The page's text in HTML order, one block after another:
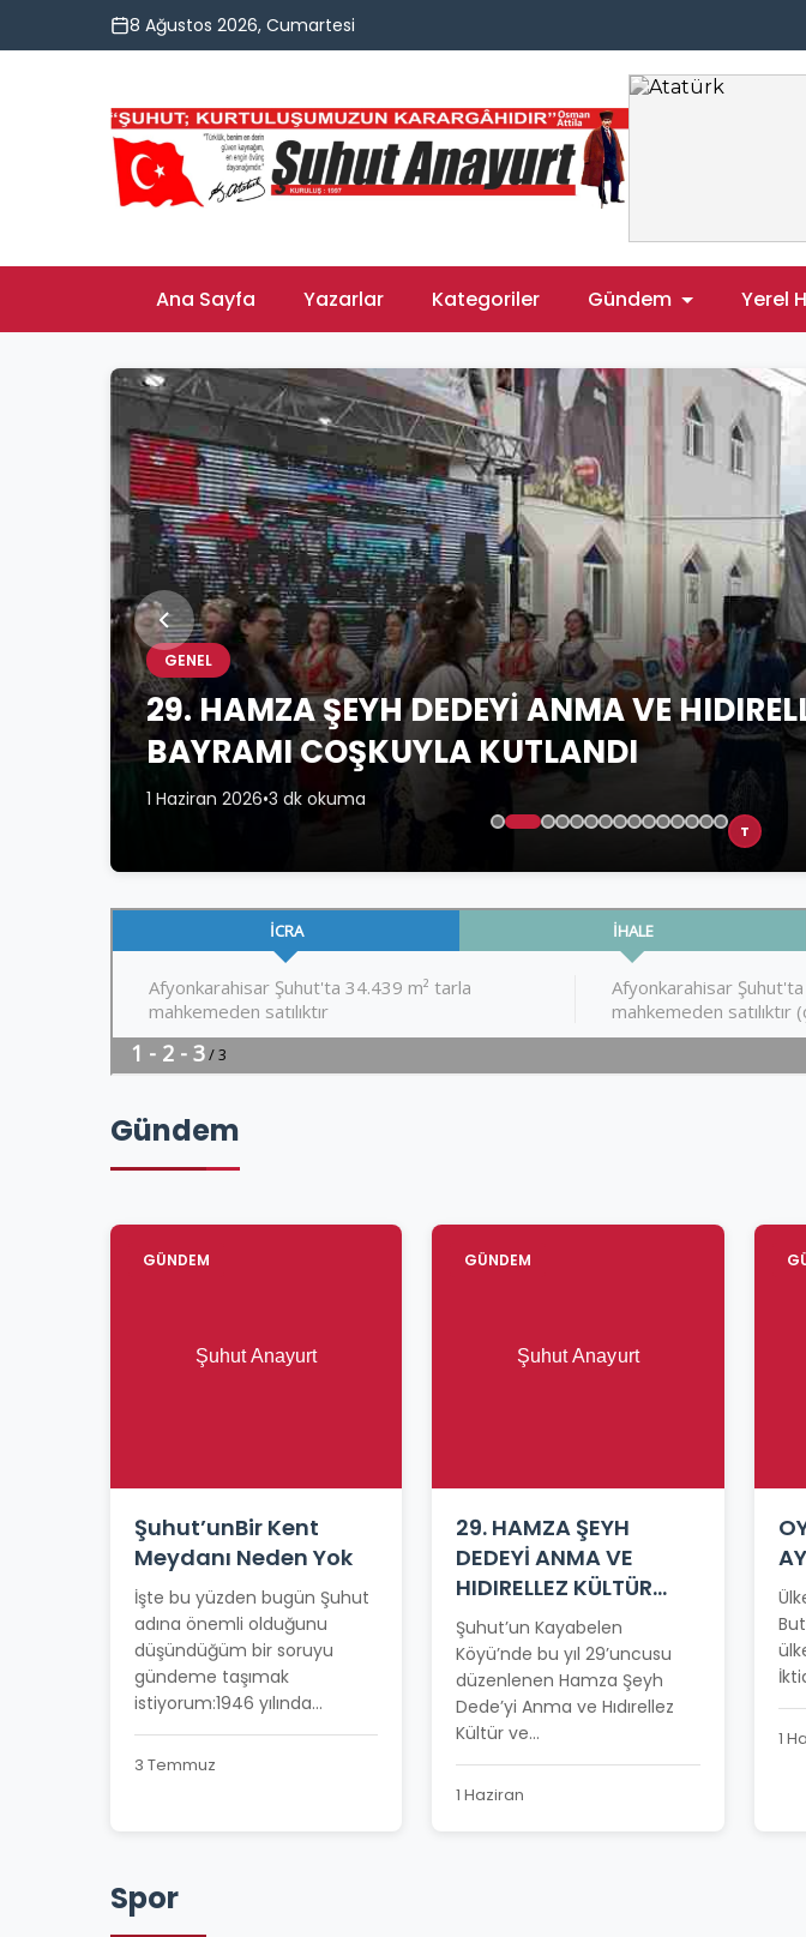
8 Ağustos 2026, Cumartesi
Ana Sayfa Yazarlar Kategoriler Gündem Yerel
GENEL
29. HAMZA ŞEYH DEDEYİ ANMA VE
BAYRAMI COŞKUYLA KUTLANDI
1 Haziran 2026•3 dk okuma
T
Gündem
GÜNDEM
Şuhut’unBir Kent
Meydanı Neden Yok
İşte bu yüzden bugün Şuhut
adına önemli olduğunu
düşündüğüm bir soruyu
gündeme taşımak
istiyorum:1946 yılında...
3 Temmuz
GÜNDEM
29. HAMZA ŞEYH
DEDEYİ ANMA VE
HIDIRELLEZ KÜLTÜR
BAHAR BAYRAMI
COŞKUYLA KUTLANDI
Şuhut’un Kayabelen
Köyü’nde bu yıl 29’uncusu
düzenlenen Hamza Şeyh
Dede’yi Anma ve Hıdırellez
Kültür ve...
1 Haziran
1
Spor